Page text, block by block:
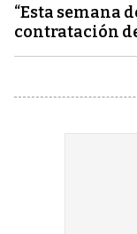
“Esta semana
contratación